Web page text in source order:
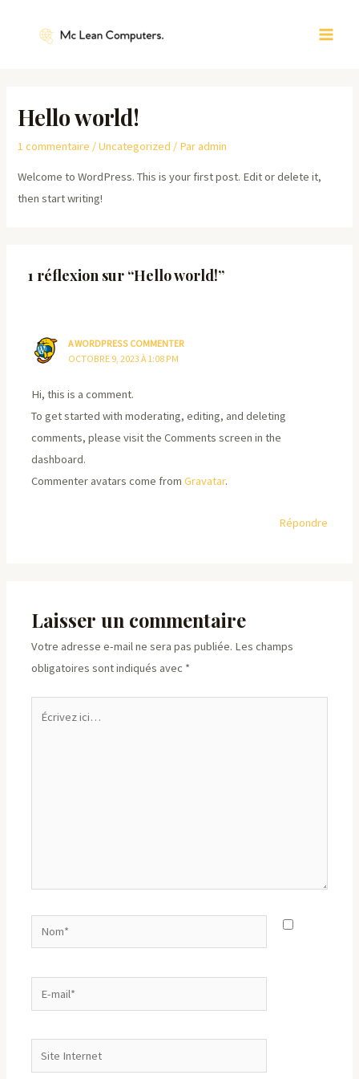
Hello world!
1 commentaire /Uncategorized / Paradmin
Welcome to WordPress. This is your first post. Edit or delete it,
then start writing!
1 réflexion sur “Hello world!”
A WORDPRESS COMMENTER
OCTOBRE 9, 2023 À 1:08 PM
Hi, this is a comment.
To get started with moderating, editing, and deleting
comments, please visit the Comments screen in the
dashboard.
Commenter avatars come fromGravatar.
Répondre
Laisser un commentaire
Votre adresse e-mail ne sera pas publiée. Les champs
obligatoires sont indiqués avec *
mail*
Site
Internet